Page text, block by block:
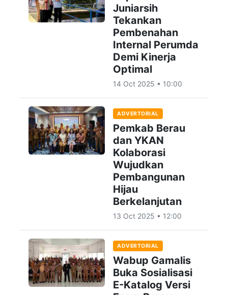
Juniarsih
Tekankan
Pembenahan
Internal Perumda
Demi Kinerja
Optimal
14 Oct 2025 • 10:00
ADVERTORIAL
Pemkab Berau
dan YKAN
Kolaborasi
Wujudkan
Pembangunan
Hijau
Berkelanjutan
13 Oct 2025 • 12:00
ADVERTORIAL
Wabup Gamalis
Buka Sosialisasi
E-Katalog Versi